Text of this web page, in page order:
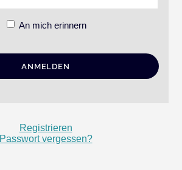
An mich erinnern
Registrieren
Passwort vergessen?